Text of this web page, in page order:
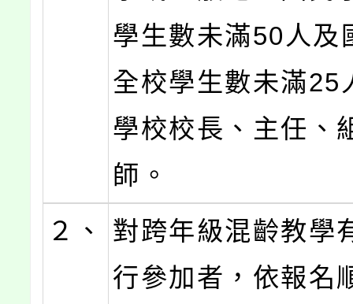
學生數未滿50人及
全校學生數未滿25
學校校長、主任、
師。
２、
對跨年級混齡教學
行參加者，依報名